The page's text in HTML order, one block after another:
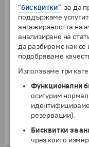
Нощувка преди датата
турист в единична стая
Нощувка след
Нощувка след
турист в единична стая
Ползване на двойна
"бисквитки", за да
поддържаме
ангажираността на
анализиране на
да разбираме как се
подобряваме
Използваме три
Функционални
осигурим
резервации).
Бисквитки за
чрез които